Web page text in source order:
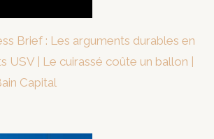
Brief : Les arguments durables en
USV | Le cuirassé coûte un ballon |
Capital